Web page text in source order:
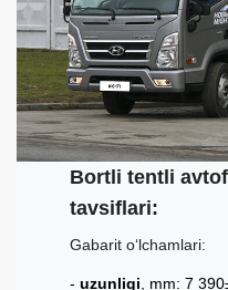
Bortli tentli
tavsiflari:
Gabarit o‘lchamlari:
uzunligi , mm: 7